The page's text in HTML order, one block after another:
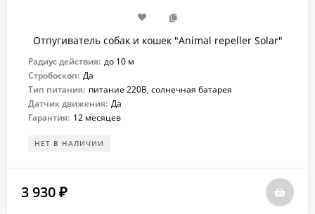
Отпугиватель собак и кошек "Animal repeller Solar"
Радиус действия: до 10 м
Стробоскоп: Да
Тип питания: питание 220В, солнечная батарея
Датчик движения: Да
Гарантия: 12 месяцев
НЕТ В НАЛИЧИИ
3 930 ₽